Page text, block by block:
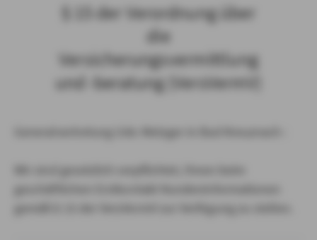
§ 15 der Verordnung über
die
Versicherungsvermittlung
und -beratung (VersVermV)